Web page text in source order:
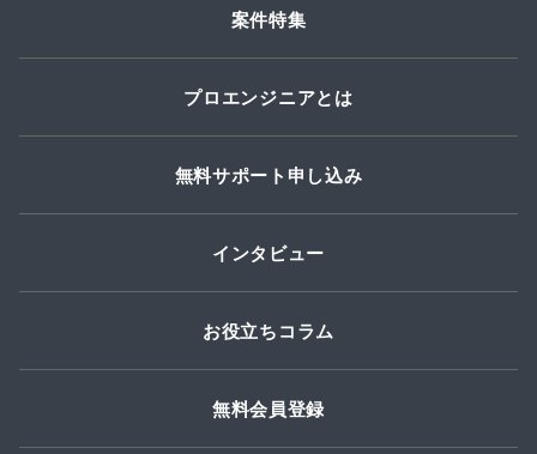
案件特集
プロエンジニアとは
無料サポート申し込み
インタビュー
お役立ちコラム
無料会員登録